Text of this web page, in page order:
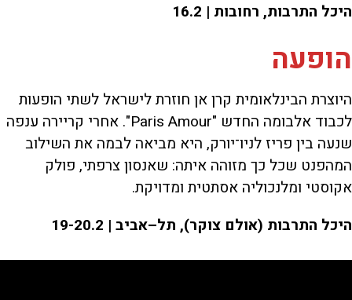
היכל התרבות, רחובות | 16.2
הופעה
היוצרת הבינלאומית קרן אן חוזרת לישראל לשתי הופעות
לכבוד אלבומה החדש "Paris Amour". אחרי קריירה ענפה
שנעה בין פריז לניו־יורק, היא מביאה לבמה את השילוב
המהפנט שכל כך מזוהה איתה: שאנסון צרפתי, פולק
אקוסטי ומלנכוליה אסתטית ומדויקת.
היכל התרבות (אולם צוקר), תל–אביב | 19-20.2